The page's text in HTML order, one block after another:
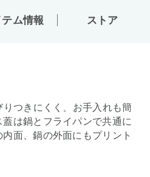
テム情報 ストア
つきにくく、お手入れも簡
は鍋とフライパンで共通に
面、鍋の外面にもプリント